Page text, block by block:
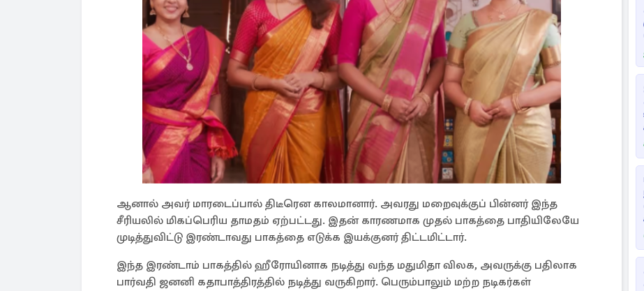
ஆனால் அவர் மாரடைப்பால் திடீரென காலமானார். அவரது மறைவுக்குப் பின்னர் இந்த
சீரியலில் மிகப்பெரிய தாமதம் ஏற்பட்டது. இதன் காரணமாக முதல் பாகத்தை பாதியிலேயே
முடித்துவிட்டு இரண்டாவது பாகத்தை எடுக்க இயக்குனர் திட்டமிட்டார்.
இந்த இரண்டாம் பாகத்தில் ஹீரோயினாக நடித்து வந்த மதுமிதா விலக, அவருக்கு பதிலாக
பார்வதி ஜனனி கதாபாத்திரத்தில் நடித்து வருகிறார். பெரும்பாலும் மற்ற நடிகர்கள்